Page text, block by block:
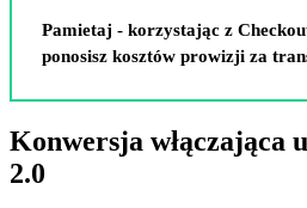
Pamietaj - korzystając z
ponosisz kosztów prowizji za
Konwersja włączająca
2.0